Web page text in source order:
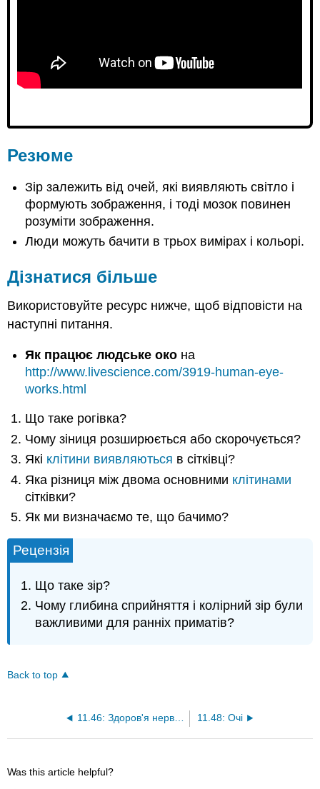
Резюме
Зір залежить від очей, які виявляють світло і
формують зображення, і тоді мозок повинен
розуміти зображення.
Люди можуть бачити в трьох вимірах і кольорі.
Дізнатися більше
Використовуйте ресурс нижче, щоб відповісти на
наступні питання.
Як працює людське око на
http://www.livescience.com/3919-human-eye-
works.html
Що таке рогівка?
Чому зіниця розширюється або скорочується?
Які клітини виявляються в сітківці?
Яка різниця між двома основними клітинами
сітківки?
Як ми визначаємо те, що бачимо?
Рецензія
Що таке зір?
Чому глибина сприйняття і колірний зір були
важливими для ранніх приматів?
Back to top
11.46: Здоров'я нервової системи 11.48: Очі
Was this article helpful?